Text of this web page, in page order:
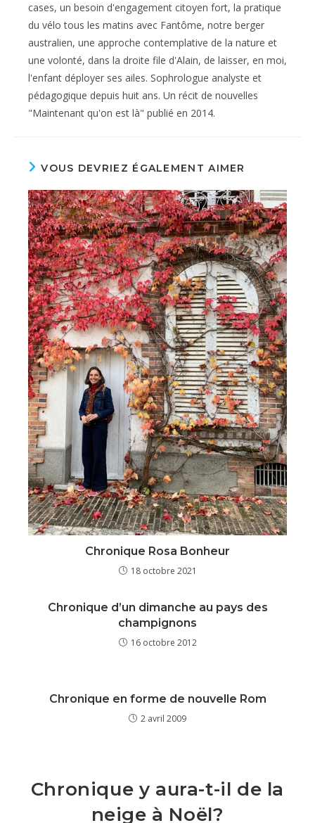
cases, un besoin d'engagement citoyen fort, la pratique
du vélo tous les matins avec Fantôme, notre berger
australien, une approche contemplative de la nature et
une volonté, dans la droite file d'Alain, de laisser, en moi,
l'enfant déployer ses ailes. Sophrologue analyste et
pédagogique depuis huit ans. Un récit de nouvelles
"Maintenant qu'on est là" publié en 2014.
VOUS DEVRIEZ ÉGALEMENT AIMER
Chronique Rosa Bonheur
18 octobre 2021
Chronique d’un dimanche au pays des
champignons
16 octobre 2012
Chronique en forme de nouvelle Rom
2 avril 2009
Chronique y aura-t-il de la
neige à Noël?